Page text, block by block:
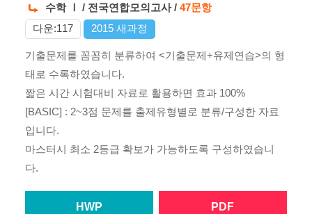
수학 Ⅰ / 전국연합모의고사 / 47문항
다운:117
2015 새과정
기출문제를 꼼꼼히 분류하여 <기출문제+유제연습>의 형
태로 수록하였습니다.
짧은 시간 시험대비 자료로 활용하면 효과 100%
[BASIC] : 2~3점 문제를 출제유형별로 분류/구성한 자료
입니다.
마스터시 최소 2등급 확보가 가능하도록 구성하였습니
다.
HWP PDF